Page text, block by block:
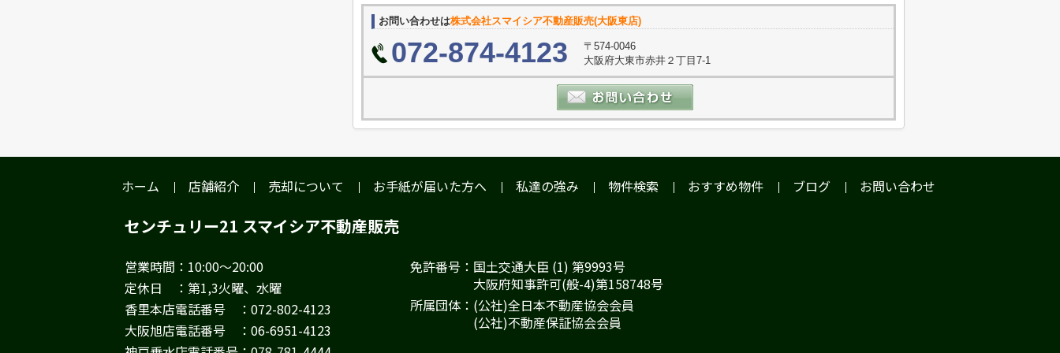
お問い合わせは株式会社スマイシア不動産販売(大阪東店)
072-874-4123
〒574-0046
大阪府大東市赤井２丁目7-1
ホーム 店舗紹介 売却について お手紙が届いた方へ 私達の強み 物件検索 おすすめ物件 ブログ お問い合わせ
センチュリー21 スマイシア不動産販売
営業時間：10:00～20:00
定休日 ：第1,3火曜、水曜
香里本店電話番号 ：072-802-4123
大阪旭店電話番号 ：06-6951-4123
免許番号：国土交通大臣 (1) 第9993号
大阪府知事許可(般-4)第158748号
所属団体：(公社)全日本不動産協会会員
(公社)不動産保証協会会員